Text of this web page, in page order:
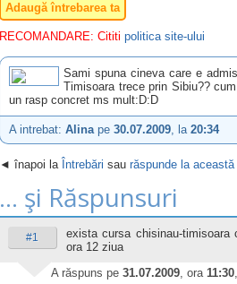
Adaugă întrebarea ta
RECOMANDARE: Cititi politica site-ului
Sami spuna cineva care e
Timisoara trece prin Sibiu??
un rasp concret ms mult:D:D
A intrebat: Alinape 30.07.2009, la 20:34
◄ înapoi la Întrebări sau răspunde la
... şi Răspunsuri
#1
exista cursa chisinau-timisoara
ora 12 ziua
A răspuns pe 31.07.2009, ora 11:30